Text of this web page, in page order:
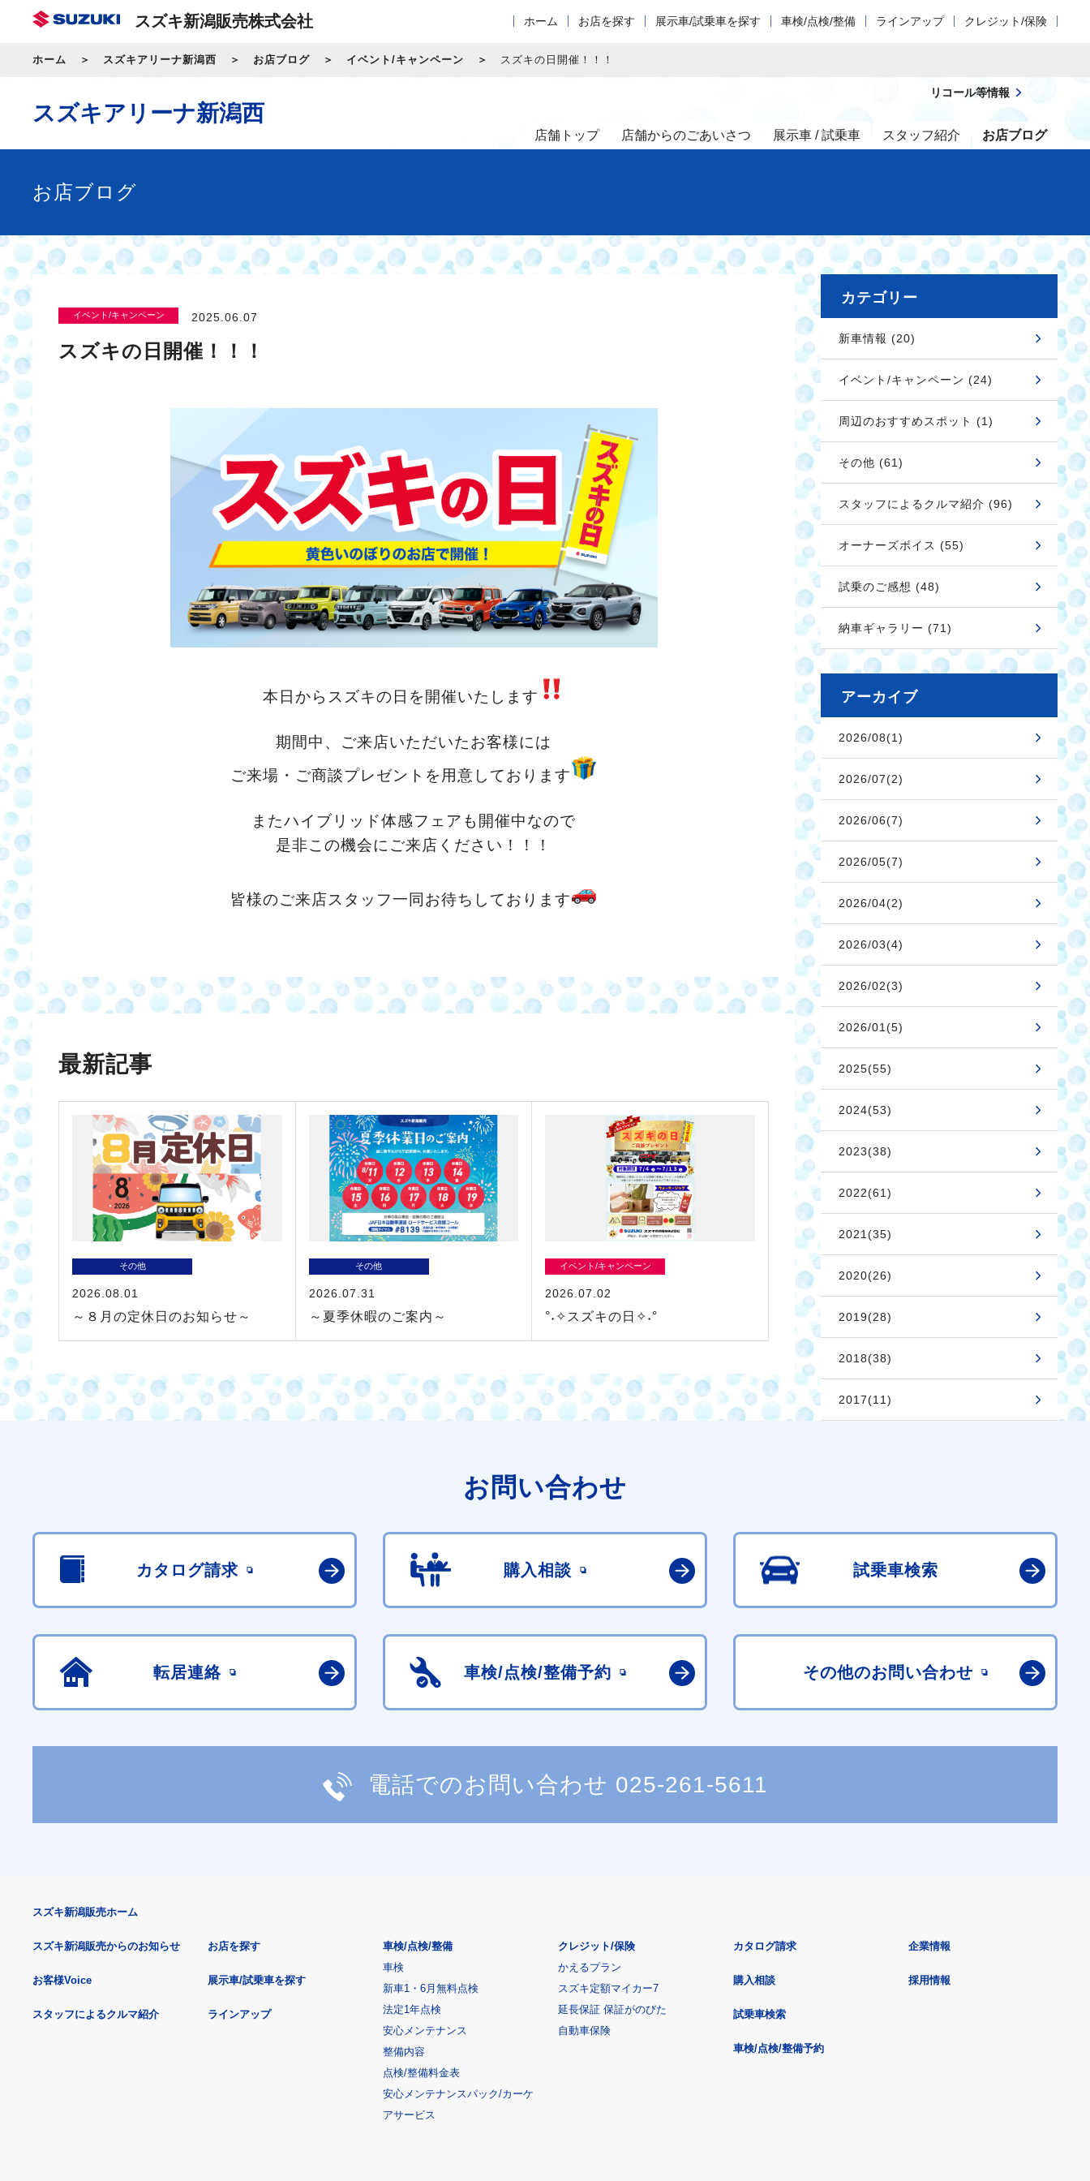
スズキ新潟販売株式会社 ホーム お店を探す 展示車/試乗車を探す 車検/点検/整備 ラインアップ クレジット/保険
ホーム スズキアリーナ新潟西 お店ブログ イベント/キャンペーン スズキの日開催！！！
スズキアリーナ新潟西
店舗トップ 店舗からのごあいさつ 展示車 / 試乗車 スタッフ紹介 お店ブログ
リコール等情報
お店ブログ
イベント/キャンペーン 2025.06.07
スズキの日開催！！！
本日からスズキの日を開催いたします
期間中、ご来店いただいたお客様には
ご来場・ご商談プレゼントを用意しております
またハイブリッド体感フェアも開催中なので
是非この機会にご来店ください！！！
皆様のご来店スタッフ一同お待ちしております
最新記事
その他
2026.08.01
～８月の定休日のお知らせ～
その他
2026.07.31
～夏季休暇のご案内～
イベント/キャンペーン
2026.07.02
°˖✧スズキの日✧˖°
カテゴリー
新車情報 (20)
イベント/キャンペーン (24)
周辺のおすすめスポット (1)
その他 (61)
スタッフによるクルマ紹介 (96)
オーナーズボイス (55)
試乗のご感想 (48)
納車ギャラリー (71)
アーカイブ
2026/08(1)
2026/07(2)
2026/06(7)
2026/05(7)
2026/04(2)
2026/03(4)
2026/02(3)
2026/01(5)
2025(55)
2024(53)
2023(38)
2022(61)
2021(35)
2020(26)
2019(28)
2018(38)
2017(11)
お問い合わせ
カタログ請求 購入相談 試乗車検索
転居連絡 車検/点検/整備予約 その他のお問い合わせ
電話でのお問い合わせ 025-261-5611
スズキ新潟販売ホーム
スズキ新潟販売からのお知らせ
お客様Voice
スタッフによるクルマ紹介
お店を探す
展示車/試乗車を探す
ラインアップ
車検/点検/整備
車検
新車1・6月無料点検
法定1年点検
安心メンテナンス
整備内容
点検/整備料金表
安心メンテナンスパック/カーケ
アサービス
クレジット/保険
かえるプラン
スズキ定額マイカー7
延長保証 保証がのびた
自動車保険
カタログ請求
購入相談
試乗車検索
車検/点検/整備予約
企業情報
採用情報